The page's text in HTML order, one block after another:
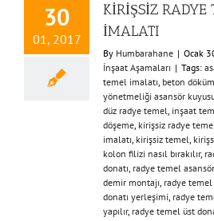
30
01, 2017
KİRİŞSİZ RADYE
İMALATI
By Humbarahane | Ocak
İnşaat Aşamaları | Tags:
temel imalatı, beton
yönetmeliği asansör
düz radye temel, inşaat
döşeme, kirişsiz radye
imalatı, kirişsiz temel,
kolon filizi nasıl bırakılır,
donatı, radye temel
demir montajı, radye temel
donatı yerleşimi, radye
yapılır, radye temel üst